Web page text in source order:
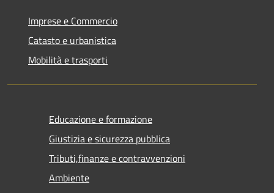
Imprese e Commercio
Catasto e urbanistica
Mobilità e trasporti
Educazione e formazione
Giustizia e sicurezza pubblica
Tributi,finanze e contravvenzioni
Ambiente